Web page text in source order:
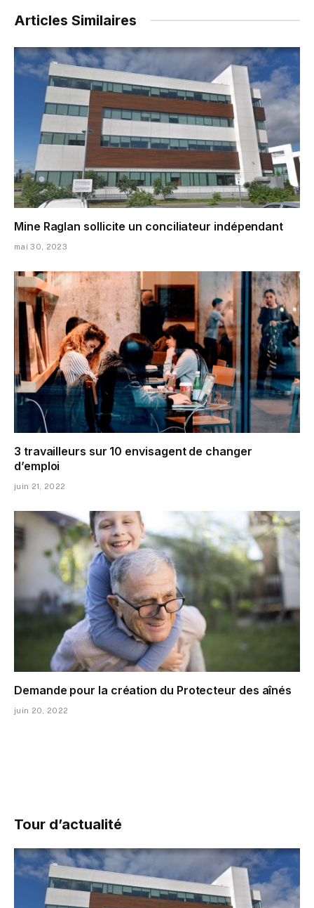
Articles Similaires
Mine Raglan sollicite un conciliateur indépendant
mai 30, 2023
3 travailleurs sur 10 envisagent de changer
d’emploi
juin 21, 2022
Demande pour la création du Protecteur des aînés
juin 20, 2022
Tour d’actualité